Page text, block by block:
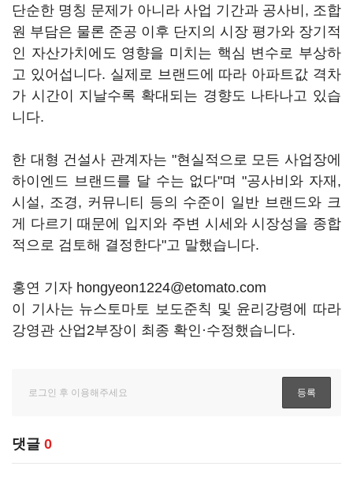
단순한 명칭 문제가 아니라 사업 기간과 공사비, 조합
원 부담은 물론 준공 이후 단지의 시장 평가와 장기적
인 자산가치에도 영향을 미치는 핵심 변수로 부상하
고 있어섭니다. 실제로 브랜드에 따라 아파트값 격차
가 시간이 지날수록 확대되는 경향도 나타나고 있습
니다.
한 대형 건설사 관계자는 "현실적으로 모든 사업장에
하이엔드 브랜드를 달 수는 없다"며 "공사비와 자재,
시설, 조경, 커뮤니티 등의 수준이 일반 브랜드와 크
게 다르기 때문에 입지와 주변 시세와 시장성을 종합
적으로 검토해 결정한다"고 말했습니다.
홍연 기자 hongyeon1224@etomato.com
이 기사는 뉴스토마토 보도준칙 및 윤리강령에 따라
강영관 산업2부장이 최종 확인·수정했습니다.
댓글 0